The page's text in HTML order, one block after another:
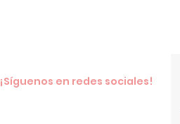
¡Síguenos en redes sociales!